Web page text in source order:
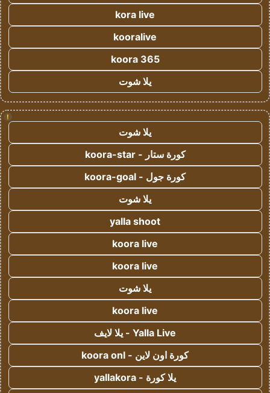
kora live
kooralive
koora 365
يلا شوت
!
يلا شوت
كورة ستار - koora-star
كورة جول - koora-goal
يلا شوت
yalla shoot
koora live
koora live
يلا شوت
koora live
Yalla Live - يلا لايف
كورة اون لاين - koora onl
يلا كورة - yallakora